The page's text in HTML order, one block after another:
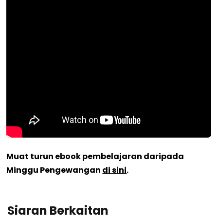
Muat turun ebook pembelajaran daripada
Minggu Pengewangan di sini.
Siaran Berkaitan